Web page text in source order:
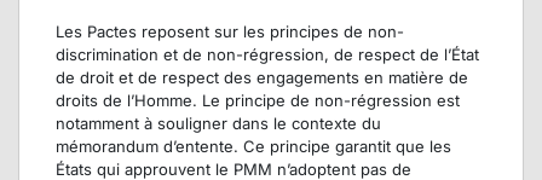
Les Pactes reposent sur les principes de non-
discrimination et de non-régression, de respect de l’État
de droit et de respect des engagements en matière de
droits de l’Homme. Le principe de non-régression est
notamment à souligner dans le contexte du
mémorandum d’entente. Ce principe garantit que les
États qui approuvent le PMM n’adoptent pas de